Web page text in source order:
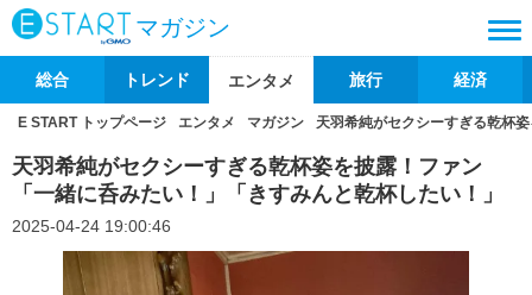
マガジン
総合 トレンド エンタメ 旅行 経済
E START トップページ エンタメ マガジン 天羽希純がセクシーすぎる乾杯
天羽希純がセクシーすぎる乾杯姿を披露！ファン
「一緒に呑みたい！」「きすみんと乾杯したい！」
2025-04-24 19:00:46